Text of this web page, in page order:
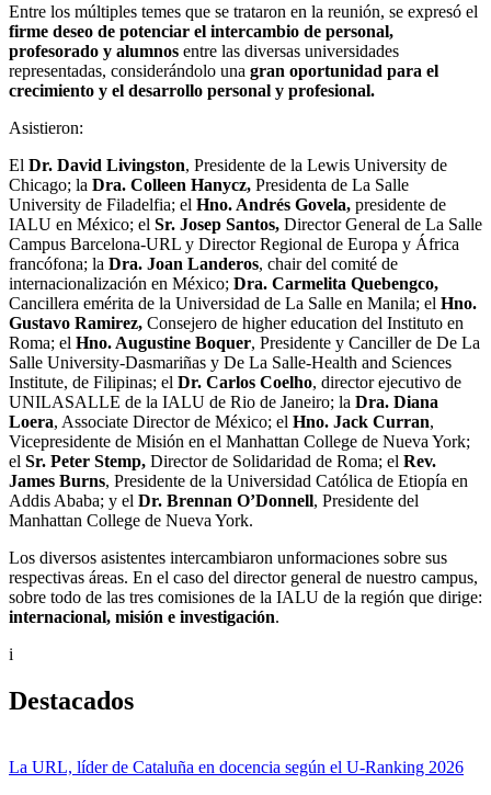
Entre los múltiples temes que se trataron en la reunión, se expresó el
firme deseo de potenciar el intercambio de personal,
profesorado y alumnos entre las diversas universidades
representadas, considerándolo una gran oportunidad para el
crecimiento y el desarrollo personal y profesional.
Asistieron:
El Dr. David Livingston, Presidente de la Lewis University de
Chicago; la Dra. Colleen Hanycz, Presidenta de La Salle
University de Filadelfia; el Hno. Andrés Govela, presidente de
IALU en México; el Sr. Josep Santos, Director General de La Salle
Campus Barcelona-URL y Director Regional de Europa y África
francófona; la Dra. Joan Landeros, chair del comité de
internacionalización en México; Dra. Carmelita Quebengco,
Cancillera emérita de la Universidad de La Salle en Manila; el Hno.
Gustavo Ramirez, Consejero de higher education del Instituto en
Roma; el Hno. Augustine Boquer, Presidente y Canciller de De La
Salle University-Dasmariñas y De La Salle-Health and Sciences
Institute, de Filipinas; el Dr. Carlos Coelho, director ejecutivo de
UNILASALLE de la IALU de Rio de Janeiro; la Dra. Diana
Loera, Associate Director de México; el Hno. Jack Curran,
Vicepresidente de Misión en el Manhattan College de Nueva York;
el Sr. Peter Stemp, Director de Solidaridad de Roma; el Rev.
James Burns, Presidente de la Universidad Católica de Etiopía en
Addis Ababa; y el Dr. Brennan O’Donnell, Presidente del
Manhattan College de Nueva York.
Los diversos asistentes intercambiaron unformaciones sobre sus
respectivas áreas. En el caso del director general de nuestro campus,
sobre todo de las tres comisiones de la IALU de la región que dirige:
internacional, misión e investigación.
i
Destacados
La URL, líder de Cataluña en docencia según el U-Ranking 2026